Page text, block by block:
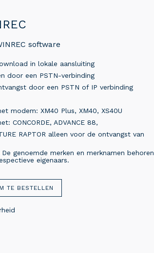
software
in lokale aansluiting
door een PSTN-verbinding
door een PSTN of IP verbinding
modem: XM40 Plus, XM40, XS40U
CONCORDE, ADVANCE 88,
RAPTOR alleen voor de ontvangst van
genoemde merken en merknamen behoren
eigenaars.
TE BESTELLEN